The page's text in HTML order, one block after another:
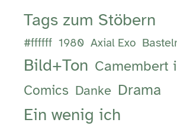
Tags zum Stöbern
#ffffff 1980 Axial Exo
Bild+Ton Camembert
Comics Danke Drama
Ein wenig ich